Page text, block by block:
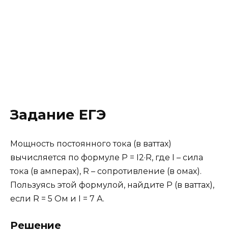
Задание ЕГЭ
Мощность постоянного тока (в ваттах)
вычисляется по формуле P = I2·R, где I – сила
тока (в амперах), R – сопротивление (в омах).
Пользуясь этой формулой, найдите P (в ваттах),
если R = 5 Ом и I = 7 А.
Решение